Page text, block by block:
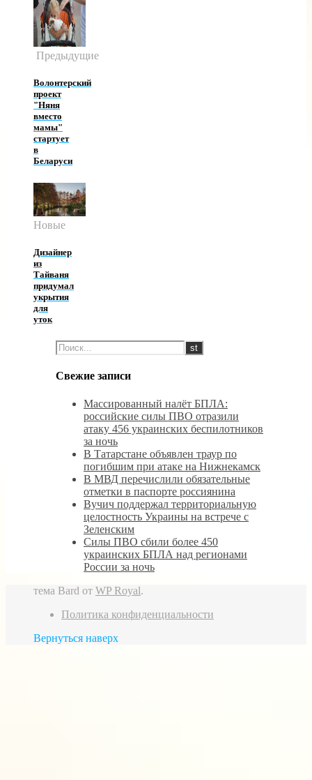
Предыдущие
Волонтерский
проект
"Няня
вместо
мамы"
стартует
в
Беларуси
Новые
Дизайнер
из
Тайваня
придумал
укрытия
для
уток
Свежие записи
Массированный налёт БПЛА:
российские силы ПВО отразили
атаку 456 украинских беспилотников
за ночь
В Татарстане объявлен траур по
погибшим при атаке на Нижнекамск
В МВД перечислили обязательные
отметки в паспорте россиянина
Вучич поддержал территориальную
целостность Украины на встрече с
Зеленским
Силы ПВО сбили более 450
украинских БПЛА над регионами
России за ночь
тема Bard от WP Royal.
Политика конфиденциальности
Вернуться наверх